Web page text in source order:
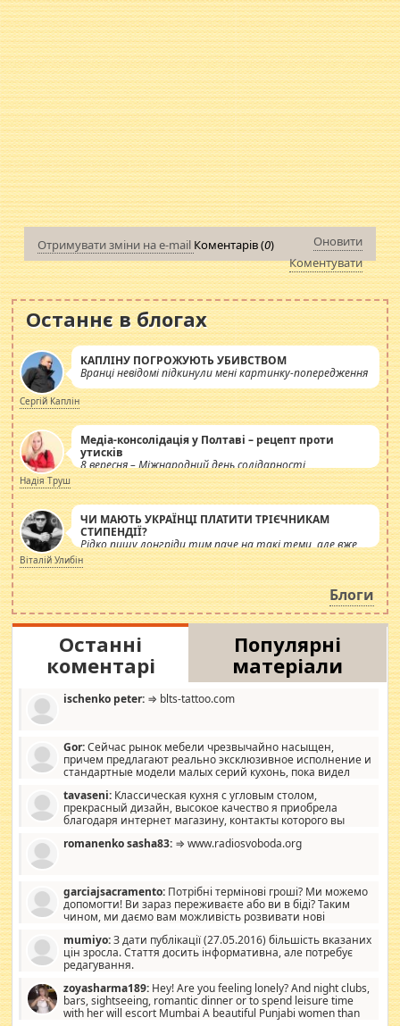
Отримувати зміни на e-mail Коментарів (0)
Оновити
Коментувати
Останнє в блогах
КАПЛІНУ ПОГРОЖУЮТЬ УБИВСТВОМ
Вранці невідомі підкинули мені картинку-попередження
Сергій Каплін
Медіа-консолідація у Полтаві – рецепт проти
утисків
8 вересня – Міжнародний день солідарності
журналістів.
Надія Труш
ЧИ МАЮТЬ УКРАЇНЦІ ПЛАТИТИ ТРІЄЧНИКАМ
СТИПЕНДІЇ?
Рідко пишу лонгріди тим паче на такі теми, але вже
просто дістало! Обурюють сьогоднішні інсенуації
навколо стипендіального питання. Штучно
роздувається ще одна соціальна катастрофа.
Віталій Улибін
Блоги
Останні
коментарі
Популярні
матеріали
ischenko peter: ⇒ blts-tattoo.com
Gor:Сейчас рынок мебели чрезвычайно насыщен,
причем предлагают реально эксклюзивное исполнение и
стандартные модели малых серий кухонь, пока видел
стандартные формы, в MebelOk, креативненько и что главное -
со вкусом все в порядке, без ненужных наворотов удорожающих
мебель, а это не последний фактор.
tavaseni: Классическая кухня с угловым столом,
прекрасный дизайн, высокое качество я приобрела
благодаря интернет магазину, контакты которого вы
romanenko sasha83: ⇒ www.radiosvoboda.org
garciajsacramento: Потрібні термінові гроші? Ми можемо
допомогти! Ви зараз переживаєте або ви в біді? Таким
чином, ми даємо вам можливість розвивати нові
допомагати людям, які намагаються дати їм шанс. Кожен
заслуговує на другий шанс, і, оскільки влада не зможе, вони
повинні приймати від інших. Для нас нема багато суми, і зрілість
витрат, а тільки узгоджених сум і нічого іншого. Не чекайте і не
коментуйте цей пост. Введіть суму, яку ви хочете подати, і ми
зв'яжемося з вами з усіма варіантами. зв'яжіться з нами
mumiyo:З дати публікації (27.05.2016) більшість вказаних
цін зросла. Стаття досить інформативна, але потребує
редагування.
zoyasharma189: Hey! Are you feeling lonely? And night clubs,
bars, sightseeing, romantic dinner or to spend leisure time
with her will escort Mumbai A beautiful Punjabi women than